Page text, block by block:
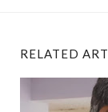
RELATED